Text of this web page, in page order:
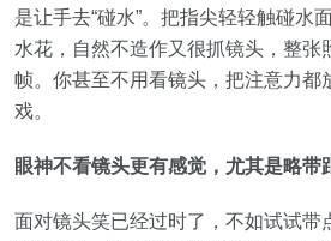
是让手去“碰水”。把指尖轻轻触碰水
水花，自然不造作又很抓镜头，整张
帧。你甚至不用看镜头，把注意力都
戏。
眼神不看镜头更有感觉，尤其是略带
面对镜头笑已经过时了，不如试试带